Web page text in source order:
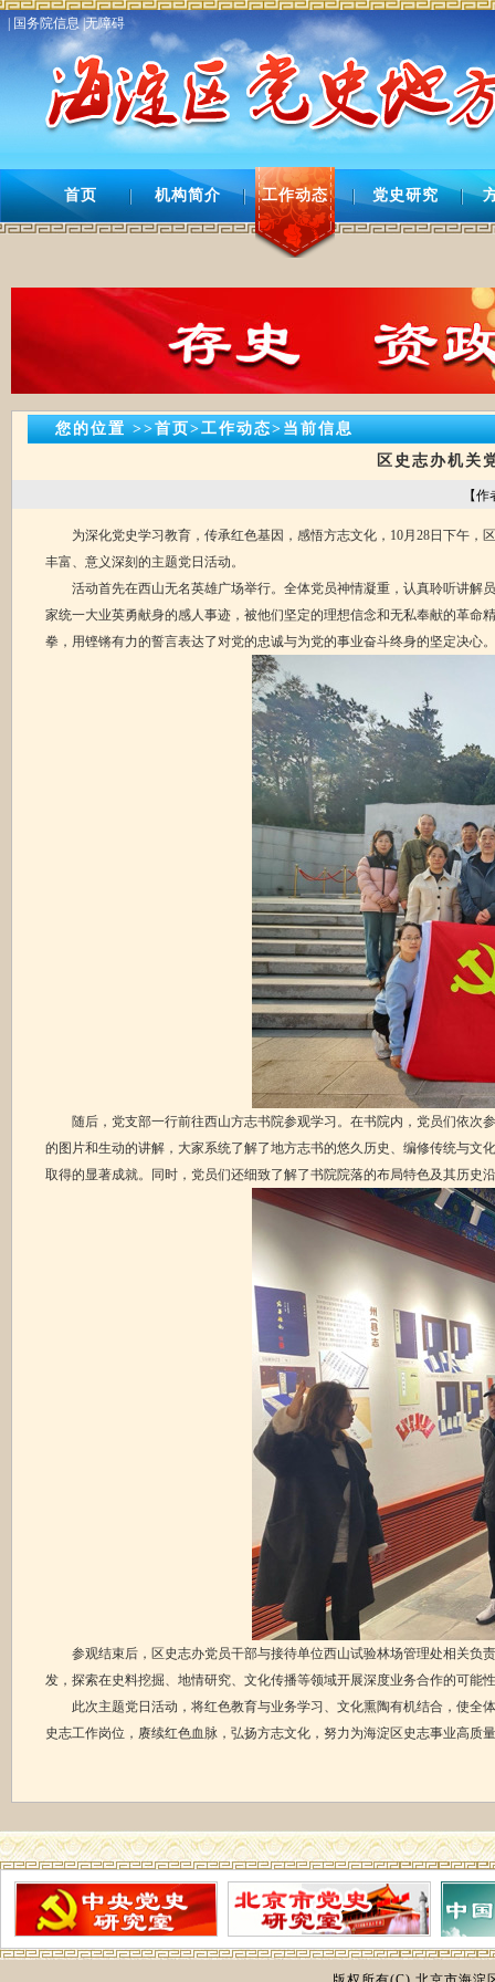
| 国务院信息 |无障碍
首页 机构简介 工作动态 党史研究
您的位置 >>首页>工作动态>当前信息
区史志办机关
【
为深化党史学习教育，传承红色基因，感悟方志文化，10月28日下午，
丰富、意义深刻的主题党日活动。
活动首先在西山无名英雄广场举行。全体党员神情凝重，认真聆听讲解
家统一大业英勇献身的感人事迹，被他们坚定的理想信念和无私奉献的革
拳，用铿锵有力的誓言表达了对党的忠诚与为党的事业奋斗终身的坚定决心。
随后，党支部一行前往西山方志书院参观学习。在书院内，党员们依次
的图片和生动的讲解，大家系统了解了地方志书的悠久历史、编修传统与
取得的显著成就。同时，党员们还细致了解了书院院落的布局特色及其历史
参观结束后，区史志办党员干部与接待单位西山试验林场管理处相关负
发，探索在史料挖掘、地情研究、文化传播等领域开展深度业务合作的可能
此次主题党日活动，将红色教育与业务学习、文化熏陶有机结合，使全
史志工作岗位，赓续红色血脉，弘扬方志文化，努力为海淀区史志事业高质